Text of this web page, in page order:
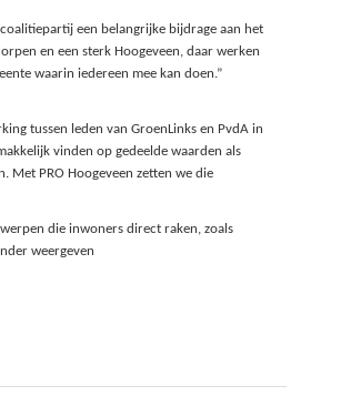
een belangrijke bijdrage aan het
en een sterk Hoogeveen, daar werken
waarin iedereen mee kan doen.”
tussen leden van GroenLinks en PvdA in
vinden op gedeelde waarden als
Met PRO Hoogeveen zetten we die
die inwoners direct raken, zoals
weergeven